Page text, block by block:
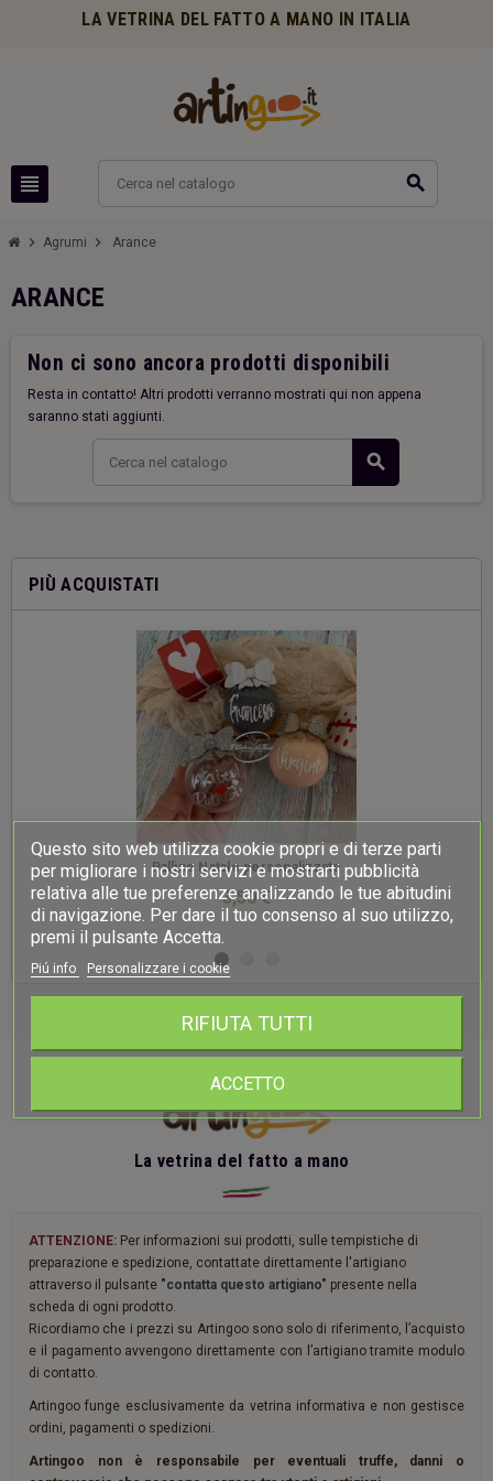
LA VETRINA DEL FATTO A MANO IN ITALIA
view_headline search
chevron_right Agrumi chevron_right Arance
PIÙ ACQUISTATI
Palline Natale personalizzate
3,50 €
ARANCE
Non ci sono ancora prodotti disponibili
Resta in contatto! Altri prodotti verranno mostrati qui non appena
saranno stati aggiunti.
search
La vetrina del fatto a mano
ATTENZIONE: Per informazioni sui prodotti, sulle tempistiche di
preparazione e spedizione, contattate direttamente l'artigiano
attraverso il pulsante "contatta questo artigiano" presente nella
scheda di ogni prodotto.
Ricordiamo che i prezzi su Artingoo sono solo di riferimento, l’acquisto
e il pagamento avvengono direttamente con l’artigiano tramite modulo
di contatto.
Artingoo funge esclusivamente da vetrina informativa e non gestisce
ordini, pagamenti o spedizioni.
Artingoo non è responsabile per eventuali truffe, danni o
Questo sito web utilizza cookie propri e di terze parti
per migliorare i nostri servizi e mostrarti pubblicità
relativa alle tue preferenze analizzando le tue abitudini
di navigazione. Per dare il tuo consenso al suo utilizzo,
premi il pulsante Accetta.
Piú info Personalizzare i cookie
RIFIUTA TUTTI
ACCETTO